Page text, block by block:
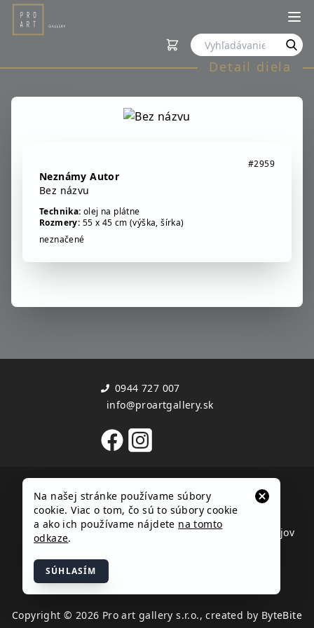
Detail diela
#2959
Neznámy Autor
Bez názvu
Technika: olej na plátne
Rozmery: 55 x 45 cm (výška, šírka)
neznačené
0944 727 007
info@proartgallery.sk
Kontakt
Zoznam autorov
Časté otázky
Dôležité dokumenty
Obchodné podmienky
Reklamačný poriadok
Ochrana osobných údajov
Copyright © 2026 Pro art gallery s.r.o., created by ByteBite
Na našej stránke používame súbory
cookie. Viac o tom, čo sú to súbory cookie
a ako ich používame nájdete na tomto
odkaze.
SÚHLASÍM